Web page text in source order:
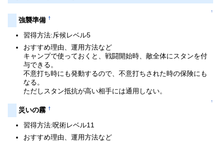
↑
強襲準備 †
習得方法:斥候レベル5
おすすめ理由、運用方法など
キャンプで使っておくと、戦闘開始時、敵全体にスタンを付
与できる。
不意打ち時にも発動するので、不意打ちされた時の保険にも
なる。
ただしスタン抵抗が高い相手には通用しない。
↑
災いの霧 †
習得方法:呪術レベル11
おすすめ理由、運用方法など